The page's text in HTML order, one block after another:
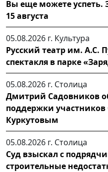
Вы еще можете успеть.
15 августа
05.08.2026 г. Культура
Русский театр им. А.С.
спектакля в парке
05.08.2026 г. Столица
Дмитрий Садовников
поддержки участников
Куркутовым
05.08.2026 г. Столица
Суд взыскал с
строительные